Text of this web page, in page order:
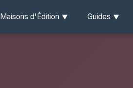
Maisons d'Édition Guides